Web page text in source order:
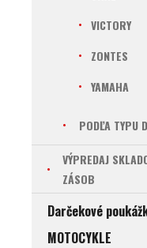
VICTORY
ZONTES
YAMAHA
PODĽA TYPU
VÝPREDAJ
ZÁSOB
Darčekové
MOTOCYKLE